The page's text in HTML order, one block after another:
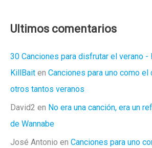
Instagram
Ultimos comentarios
30 Canciones para disfrutar el verano -
KillBait en Canciones para uno como
otros tantos veranos
David2 en No era una canción, era un
de Wannabe
José Antonio en Canciones para uno